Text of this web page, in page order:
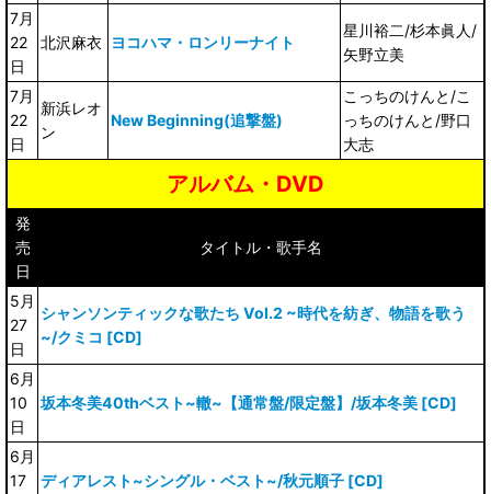
7月
22
日
北沢麻衣 ヨコハマ・ロンリーナイト
星川裕二/杉本眞人/
矢野立美
7月
22
日
新浜レオ
ン
New Beginning(追撃盤)
こっちのけんと/こ
っちのけんと/野口
大志
アルバム・DVD
発
売
日
タイトル・歌手名
5月
27
日
シャンソンティックな歌たち Vol.2 ~時代を紡ぎ、物語を歌う
~/クミコ [CD]
6月
10
日
坂本冬美40thベスト~轍~【通常盤/限定盤】/坂本冬美 [CD]
6月
17
ディアレスト~シングル・ベスト~/秋元順子 [CD]